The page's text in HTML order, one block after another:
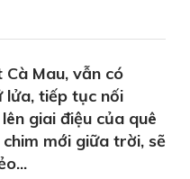
Cà Mau, vẫn có
lửa, tiếp tục nối
giai điệu của quê
mới giữa trời, sẽ